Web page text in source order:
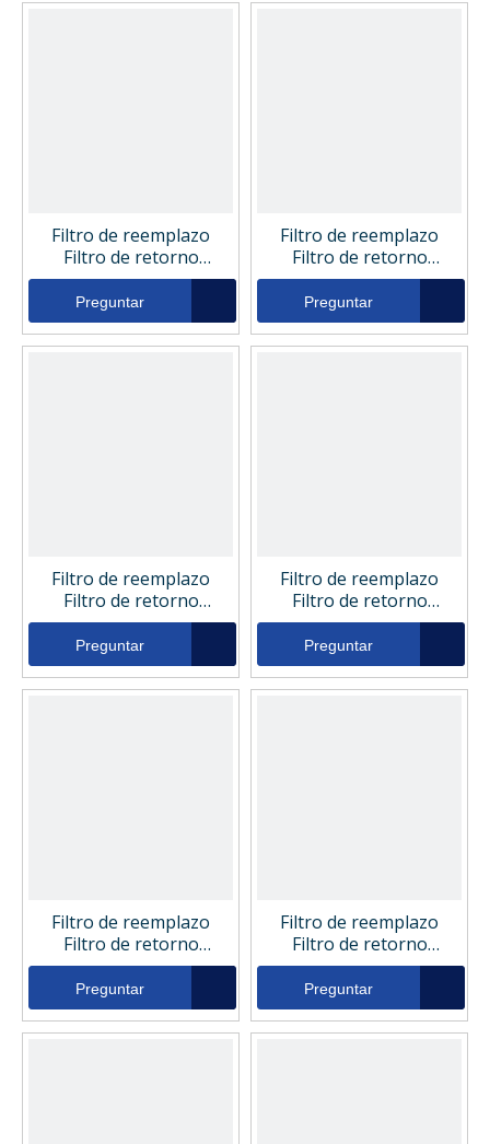
Filtro de reemplazo
Filtro de retorno
hidráulico 333377
Preguntar
Filtro de reemplazo
Filtro de retorno
hidráulico 333373
Preguntar
Filtro de reemplazo
Filtro de retorno
hidráulico 343118
Preguntar
Filtro de reemplazo
Filtro de retorno
hidráulico 343110
Preguntar
Filtro de reemplazo
Filtro de retorno
hidráulico 342666
Preguntar
Filtro de reemplazo
Filtro de retorno
hidráulico 051103
Preguntar